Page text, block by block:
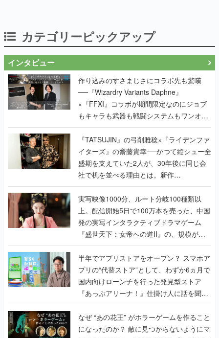
作り込みのすさまじさにコラボ先も驚嘆
──『Wizardry Variants Daphne』
もキャラも武器も戦闘システムもワンオフ
で作り込まれた理由を両ディレクターに聞
く
『TATSUJIN』の弓削雅稔×『ライデンファ
イターズ』の齋藤貴幸──かつて縦シュー全
盛期を支えていた2人が、30年後に同じ会
社で机を並べる理由とは。新作
『TATSUJIN EXTREME』で初タッグを組
んだレジェンド2人に訊く開発秘話
実写映像1000分、ルート分岐100種類以
上。配信開始5日で100万本を売った、中国
発の実写インタラクティブドラマゲーム
『盛世天下：女帝への道II』の、規模が違
うこだわりをプロデューサーに聞いた
半年でアプリストアをオープン？ スマホア
プリの“代替ストア”として、わずか6ヵ月で
国内向けローンチを行った発見型ストア
『あっぷアリーナ！』仕掛け人に話を聞い
てみた
なぜ “あの花王” がホラーゲームを作ること
になったのか？ 敵に見つからないようにマ
ジックリンでこっそり掃除する『しずかな
おそうじ』が生まれるまで【開発座談会】
インタビューの記事一覧